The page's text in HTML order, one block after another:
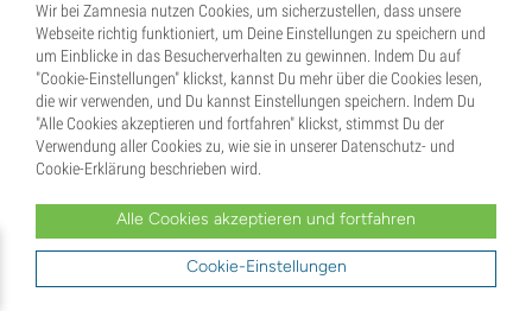
weniger erwünschte Nebenwirkungen bei der Einnahme von
CBD normalerweise mild und halten zudem aufgrund der
kurzen Halbwertszeit des Cannabinoids im Körper nicht
lange an.
Was sind die Wirkungen und Nebenwirkungen von CBD?
Wir bei Zamnesia nutzen Cookies, um sicherzustellen, dass unsere
Webseite richtig funktioniert, um Deine Einstellungen zu speichern und
um Einblicke in das Besucherverhalten zu gewinnen. Indem Du auf
"Cookie-Einstellungen" klickst, kannst Du mehr über die Cookies lesen,
die wir verwenden, und Du kannst Einstellungen speichern. Indem Du
"Alle Cookies akzeptieren und fortfahren" klickst, stimmst Du der
Verwendung aller Cookies zu, wie sie in unserer Datenschutz- und
Cookie-Erklärung beschrieben wird.
Alle Cookies akzeptieren und fortfahren
Cookie-Einstellungen